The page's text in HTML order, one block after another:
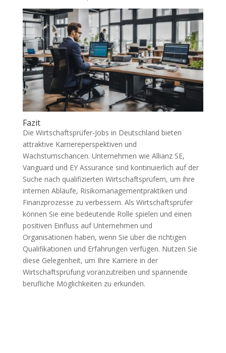
Fazit
Die Wirtschaftsprüfer-Jobs in Deutschland bieten
attraktive Karriereperspektiven und
Wachstumschancen. Unternehmen wie Allianz SE,
Vanguard und EY Assurance sind kontinuierlich auf der
Suche nach qualifizierten Wirtschaftsprüfern, um ihre
internen Abläufe, Risikomanagementpraktiken und
Finanzprozesse zu verbessern. Als Wirtschaftsprüfer
können Sie eine bedeutende Rolle spielen und einen
positiven Einfluss auf Unternehmen und
Organisationen haben, wenn Sie über die richtigen
Qualifikationen und Erfahrungen verfügen. Nutzen Sie
diese Gelegenheit, um Ihre Karriere in der
Wirtschaftsprüfung voranzutreiben und spannende
berufliche Möglichkeiten zu erkunden.